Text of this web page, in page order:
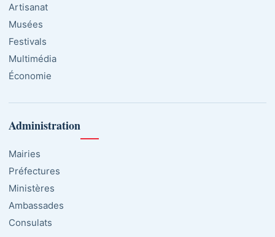
Artisanat
Musées
Festivals
Multimédia
Économie
Administration
Mairies
Préfectures
Ministères
Ambassades
Consulats